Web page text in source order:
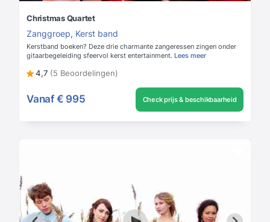
Christmas Quartet
Zanggroep, Kerst band
Kerstband boeken? Deze drie charmante zangeressen zingen onder
gitaarbegeleiding sfeervol kerst entertainment. Lees meer
4,7 (5 Beoordelingen)
Vanaf € 995 Check prijs & beschikbaarheid